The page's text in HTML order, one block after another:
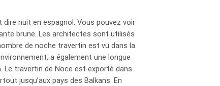
nuit en espagnol. Vous pouvez voir
brune. Les architectes sont utilisés
de noche travertin est vu dans la
a également une longue
Le travertin de Noce est exporté dans
jusqu’aux pays des Balkans. En